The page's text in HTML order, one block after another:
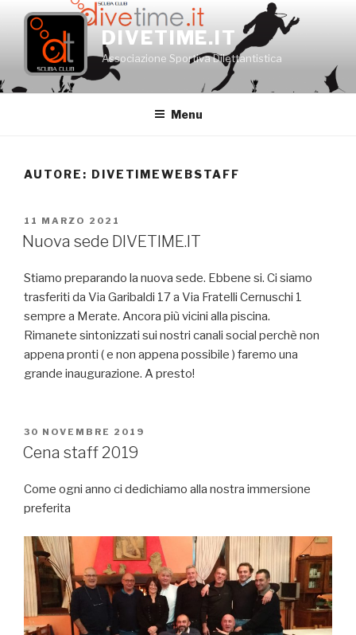
contenuto
DIVETIME.IT
Associazione Sportiva Dilettantistica
Menu
AUTORE: DIVETIMEWEBSTAFF
PUBBLICATO
IL
11 MARZO 2021
Nuova sede DIVETIME.IT
Stiamo preparando la nuova sede. Ebbene si. Ci siamo
trasferiti da Via Garibaldi 17 a Via Fratelli Cernuschi 1
sempre a Merate. Ancora più vicini alla piscina.
Rimanete sintonizzati sui nostri canali social perchè non
appena pronti ( e non appena possibile ) faremo una
grande inaugurazione. A presto!
PUBBLICATO
IL
30 NOVEMBRE 2019
Cena staff 2019
Come ogni anno ci dedichiamo alla nostra immersione
preferita